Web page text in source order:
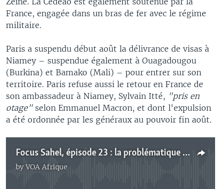
France, engagée dans un bras de fer avec le régime
militaire.
Paris a suspendu début août la délivrance de visas à
Niamey – suspendue également à Ouagadougou
(Burkina) et Bamako (Mali) – pour entrer sur son
territoire. Paris refuse aussi le retour en France de
son ambassadeur à Niamey, Sylvain Itté, "pris en
otage"selon Emmanuel Macron, et dont l'expulsion
a été ordonnée par les généraux au pouvoir fin août.
Focus Sahel, épisode 23 : la problématique du vol de bétail au Sahel
byVOA Afrique
No media source currently available